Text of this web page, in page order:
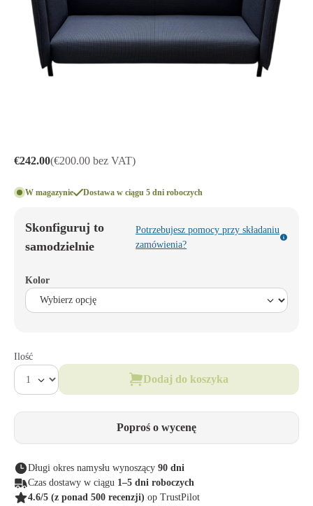
€242.00(€200.00 bez VAT)
W magazynie Dostawa w ciągu 5 dni roboczych
Skonfiguruj to
samodzielnie
Potrzebujesz pomocy przy składaniu
zamówienia?
Kolor
Ilość
Dodaj do koszyka
Poproś o wycenę
Długi okres namysłu wynoszący 90 dni
Czas dostawy w ciągu 1–5 dni roboczych
4.6/5 (z ponad 500 recenzji) op TrustPilot